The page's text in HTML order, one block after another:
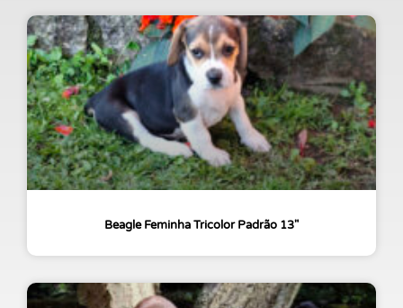
Beagle Feminha Tricolor Padrão 13″